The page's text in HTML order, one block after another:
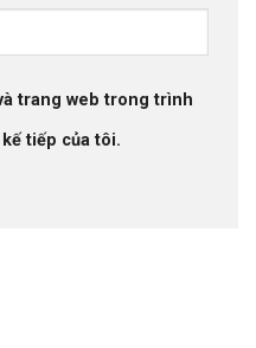
trang web trong trình
tiếp của tôi.